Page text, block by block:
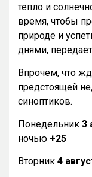
тепло и
время, чтобы
природе и
днями, передает
Впрочем, что
предстоящей
синоптиков.
Понедельник 3
ночью +25
Вторник 4